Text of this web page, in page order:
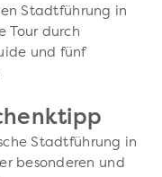
Stadtführung in
Tour durch
und fünf
Stadtführung in
besonderen und